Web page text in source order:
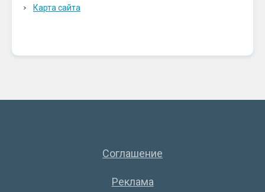
Карта сайта
Соглашение
Реклама